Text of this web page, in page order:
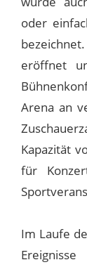
oder
eröffnet
Arena an
Kapazität
für
Im Laufe